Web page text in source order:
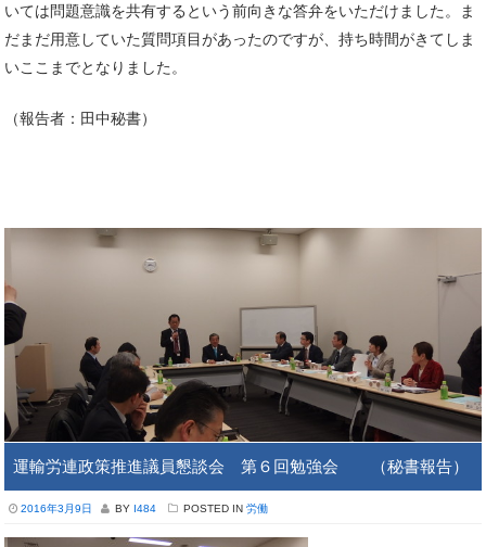
いては問題意識を共有するという前向きな答弁をいただけました。ま
だまだ用意していた質問項目があったのですが、持ち時間がきてしま
いここまでとなりました。
（報告者：田中秘書）
運輸労連政策推進議員懇談会 第６回勉強会 （秘書報告）
2016年3月9日 BY I484 POSTED IN 労働